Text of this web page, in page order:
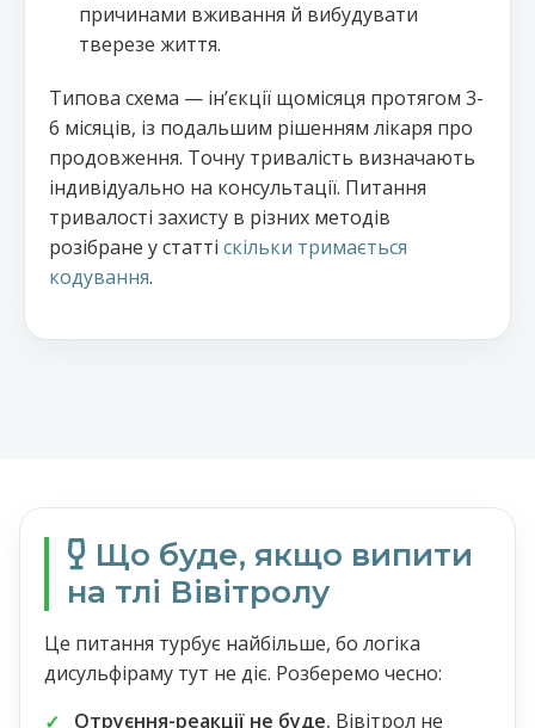
причинами вживання й вибудувати
тверезе життя.
Типова схема — інʼєкції щомісяця протягом 3-
6 місяців, із подальшим рішенням лікаря про
продовження. Точну тривалість визначають
індивідуально на консультації. Питання
тривалості захисту в різних методів
розібране у статті скільки тримається
кодування.
Що буде, якщо випити
на тлі Вівітролу
Це питання турбує найбільше, бо логіка
дисульфіраму тут не діє. Розберемо чесно:
Отруєння-реакції не буде. Вівітрол не